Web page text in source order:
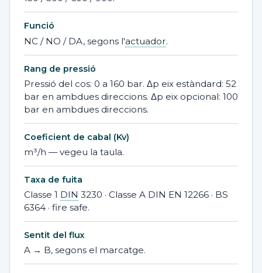
Funció
NC / NO / DA, segons l'actuador.
Rang de pressió
Pressió del cos: 0 a 160 bar. Δp eix estàndard: 52
bar en ambdues direccions. Δp eix opcional: 100
bar en ambdues direccions.
Coeficient de cabal (Kv)
m³/h — vegeu la taula.
Taxa de fuita
Classe 1 DIN 3230 · Classe A DIN EN 12266 · BS
6364 · fire safe.
Sentit del flux
A → B, segons el marcatge.